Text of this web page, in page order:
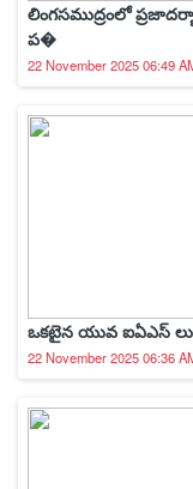
లింగసముద్రంలో
ప�
22 November 2025 06:49
ఒకటైన యువ ఐఏఎస్ లు
22 November 2025 06:36